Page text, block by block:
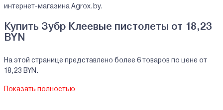
интернет-магазина Agrox.by.
Купить Зубр Клеевые пистолеты от 18,23
BYN
На этой странице представлено более 6 товаров по цене от
18,23 BYN.
предоставляем официальную гарантию.
Показать полностью